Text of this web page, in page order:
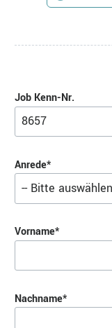
Job Kenn-Nr.
Pflichtfeld
Anrede*
Pflichtfeld
Vorname*
Pflichtfeld
Nachname*